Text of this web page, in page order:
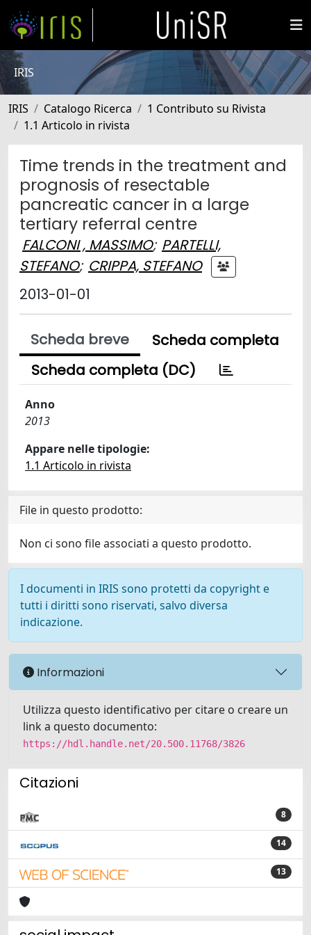
IRIS
IRIS Catalogo Ricerca
1 Contributo su Rivista
1.1 Articolo in rivista
Time trends in the treatment and
prognosis of resectable
pancreatic cancer in a large
tertiary referral centre
FALCONI , MASSIMO; PARTELLI,
STEFANO; CRIPPA, STEFANO
2013-01-01
Scheda breve
Scheda completa
Scheda completa (DC)
Anno
2013
Appare nelle tipologie:
1.1 Articolo in rivista
File in questo prodotto:
Non ci sono file associati a questo prodotto.
I documenti in IRIS sono protetti da copyright e
tutti i diritti sono riservati, salvo diversa
indicazione.
Informazioni
Utilizza questo identificativo per citare o creare un
link a questo documento:
https://hdl.handle.net/20.500.11768/3826
Citazioni
8
14
13